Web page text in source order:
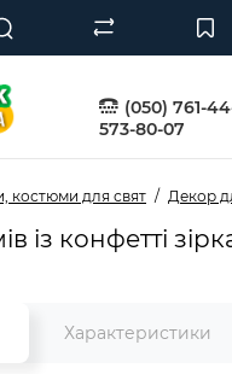
(050) 761-
573-80-07
костюми для свят Декор
із конфетті
Характеристики